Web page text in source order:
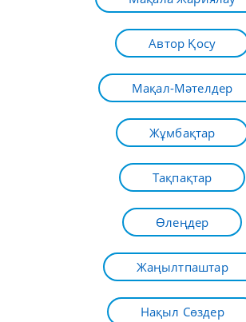
Автор Қосу
Мақал-Мәтелдер
Жұмбақтар
Тақпақтар
Өлеңдер
Жаңылтпаштар
Нақыл Сөздер